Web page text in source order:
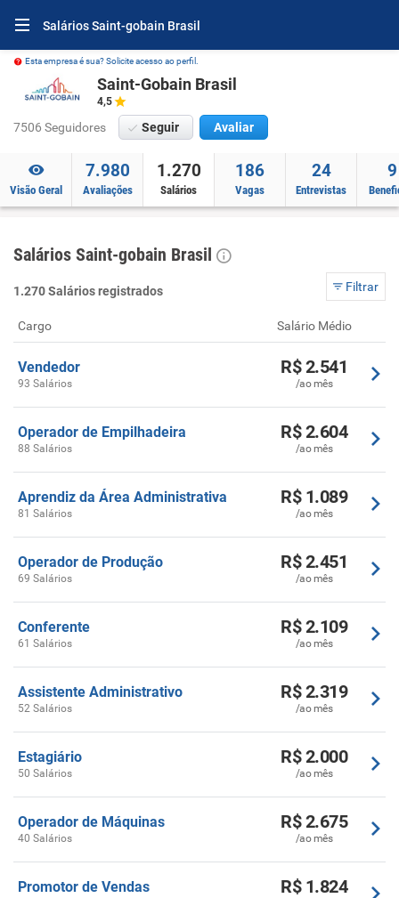
Salários Saint-gobain Brasil
Esta empresa é sua? Solicite acesso ao perfil.
Saint-Gobain Brasil
4,5
7506 Seguidores Seguir Avaliar
Visão Geral
7.980
Avaliações
1.270
Salários
186
Vagas
24
Entrevistas
9
Salários Saint-gobain Brasil
1.270 Salários registrados Filtrar
Cargo Salário Médio
Vendedor
93 Salários
R$ 2.541
/ao mês
Operador de Empilhadeira
88 Salários
R$ 2.604
/ao mês
Aprendiz da Área Administrativa
81 Salários
R$ 1.089
/ao mês
Operador de Produção
69 Salários
R$ 2.451
/ao mês
Conferente
61 Salários
R$ 2.109
/ao mês
Assistente Administrativo
52 Salários
R$ 2.319
/ao mês
Estagiário
50 Salários
R$ 2.000
/ao mês
Operador de Máquinas
40 Salários
R$ 2.675
/ao mês
Promotor de Vendas R$ 1.824